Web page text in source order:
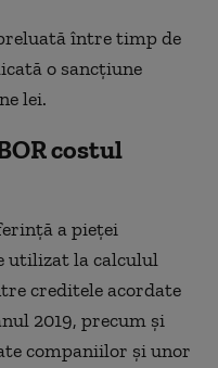
între timp de
o sancțiune
lei.
costul
a pieței
utilizat la calculul
creditele acordate
2019, precum și
companiilor și unor